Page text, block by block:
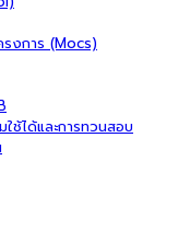
งการ (Mocs)
ช้ได้และการทวนสอบ